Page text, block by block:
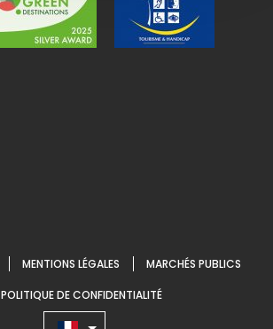
MENTIONS LÉGALES MARCHÉS PUBLICS
POLITIQUE DE CONFIDENTIALITÉ